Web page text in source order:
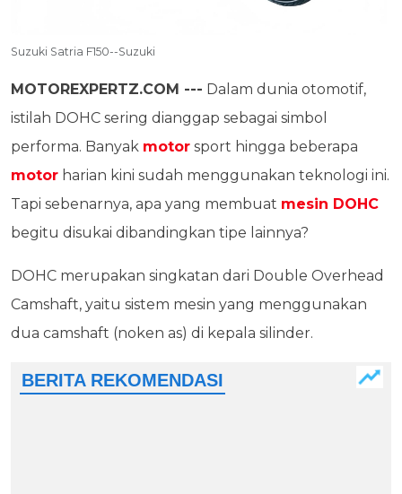
Suzuki Satria F150--Suzuki
MOTOREXPERTZ.COM --- Dalam dunia otomotif,
istilah DOHC sering dianggap sebagai simbol
performa. Banyak motor sport hingga beberapa
motor harian kini sudah menggunakan teknologi ini.
Tapi sebenarnya, apa yang membuat mesin DOHC
begitu disukai dibandingkan tipe lainnya?
DOHC merupakan singkatan dari Double Overhead
Camshaft, yaitu sistem mesin yang menggunakan
dua camshaft (noken as) di kepala silinder.